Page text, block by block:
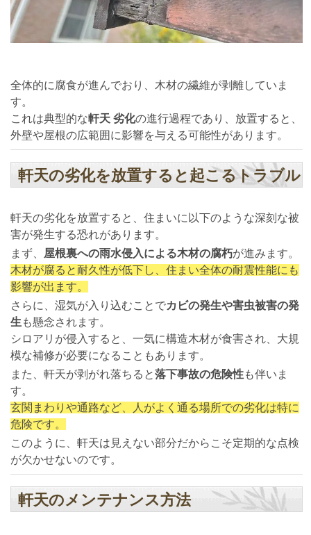
全体的に腐食が進んでおり、木材の繊維が剥離していま
す。
これは典型的な軒天 劣化の進行過程であり、放置すると、
外壁や屋根の広範囲に影響を与える可能性があります。
軒天の劣化を放置すると起こるトラブル
軒天の劣化を放置すると、住まいに以下のような深刻な被
害が発生する恐れがあります。
まず、 屋根裏への雨水侵入による木材の腐朽が進みます。
木材が腐ると耐久性が低下し、住まい全体の耐震性能にも
影響が出ます。
さらに、湿気が入り込むことでカビの発生や害虫被害の発
生 も懸念されます。
シロアリが侵入すると、一気に構造木材が食害され、大規
模な補修が必要になることもあります。
また、軒天が剥がれ落ちると落下事故の危険性も伴いま
す。
玄関まわりや通路など、人がよく通る場所での劣化は特に
危険です。
このように、軒天は見えない部分だからこそ定期的な点検
が欠かせないのです。
軒天のメンテナンス方法